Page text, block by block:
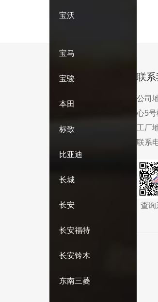
宝沃
宝马
宝骏
本田
标致
比亚迪
长城
长安
长安福特
长安铃木
东南三菱
联系
公司
心5
工厂
联系
查询